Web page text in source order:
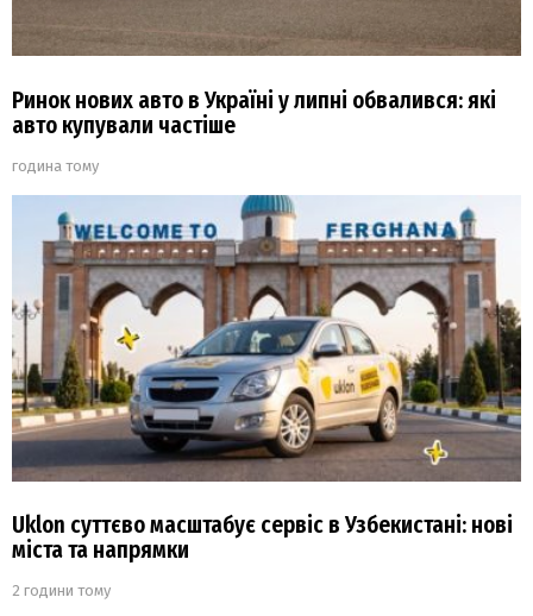
Ринок нових авто в Україні у липні обвалився: які
авто купували частіше
година тому
Uklon суттєво масштабує сервіс в Узбекистані: нові
міста та напрямки
2 години тому